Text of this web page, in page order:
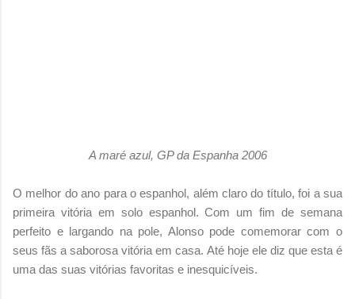
A maré azul, GP da Espanha 2006
O melhor do ano para o espanhol, além claro do título, foi a sua
primeira vitória em solo espanhol. Com um fim de semana
perfeito e largando na pole, Alonso pode comemorar com o
seus fãs a saborosa vitória em casa. Até hoje ele diz que esta é
uma das suas vitórias favoritas e inesquicíveis.